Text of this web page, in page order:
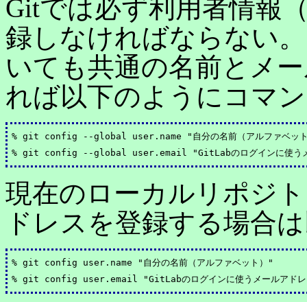
Gitでは必ず利用者情報
録しなければならない
いても共通の名前とメ
れば以下のようにコマ
% git config --global user.name "自分の名前（アルファベッ
現在のローカルリポジ
ドレスを登録する場合
% git config user.name "自分の名前（アルファベット）"